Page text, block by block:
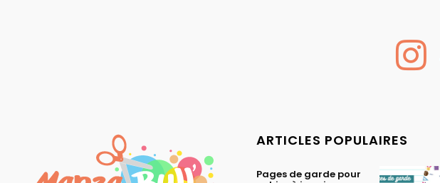
ARTICLES POPULAIRES
Pages de garde pour